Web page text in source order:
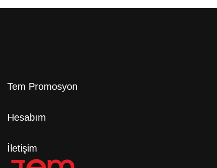
Tem Promosyon
Hesabım
İletişim